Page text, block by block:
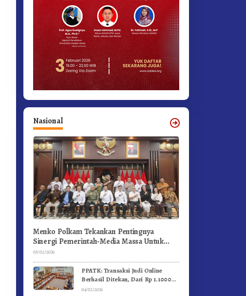
Nasional
Menko Polkam Tekankan Pentingnya
Sinergi Pemerintah-Media Massa Untuk
Jaga Stabilitas Bangsa
05/02/2026
PPATK: Transaksi Judi Online
Berhasil Ditekan, Dari Rp 1.1000
Triliun Menjadi Rp 268 Triliun
04/02/2026